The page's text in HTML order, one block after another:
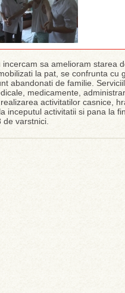
sa amelioram starea
la pat, se confrunta cu
abandonati de familie.
medicamente,
activitatilor casnice,
inceputul activitatii si pana la
varstnici.